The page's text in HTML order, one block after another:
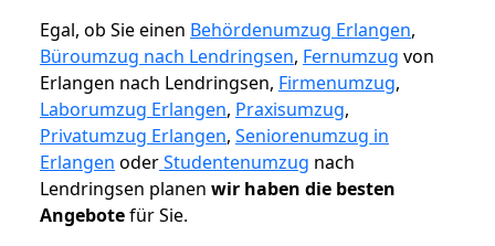
Egal, ob Sie einen Behördenumzug Erlangen,
Büroumzug nach Lendringsen, Fernumzug von
Erlangen nach Lendringsen, Firmenumzug,
Laborumzug Erlangen, Praxisumzug,
Privatumzug Erlangen, Seniorenumzug in
Erlangen oderStudentenumzug nach
Lendringsen planen wir haben die besten
Angebotefür Sie.